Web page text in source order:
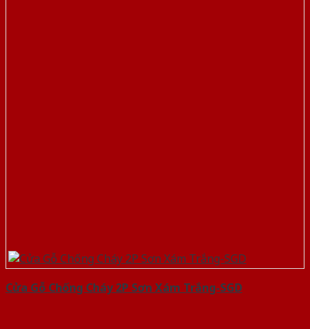
Cửa Gỗ Chống Cháy 2P Sơn Xám Trắng-SGD